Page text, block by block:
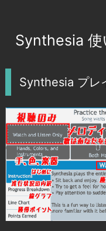
Synthesia 使
Synthesia プレ